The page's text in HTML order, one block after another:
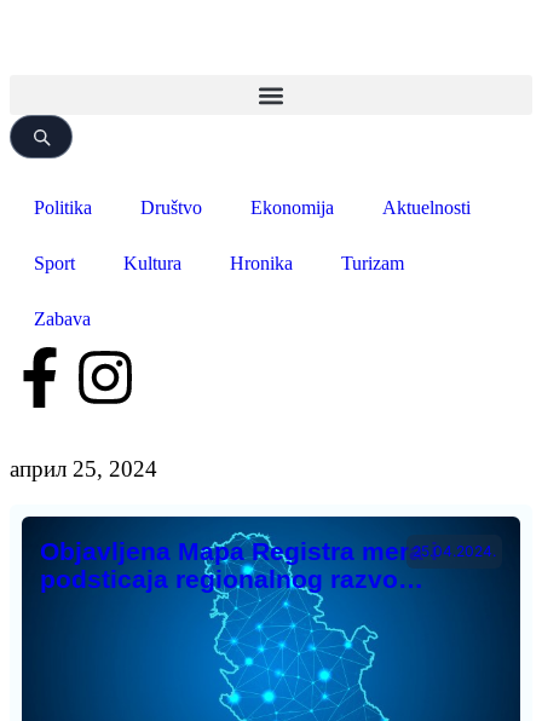
Politika Društvo Ekonomija Aktuelnosti
Sport Kultura Hronika Turizam
Zabava
април 25, 2024
25.04.2024.
Objavljena Mapa Registra mera i
podsticaja regionalnog razvo…